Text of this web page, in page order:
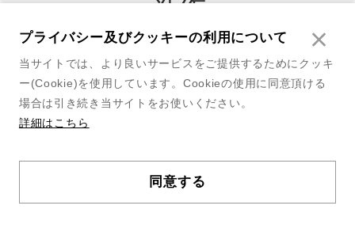
新作
定番アイテム
ジョングク着用商品
プライバシー及びクッキーの利用について
当サイトでは、より良いサービスをご提供するためにクッキ
ー(Cookie)を使用しています。Cookieの使用に同意頂ける
場合は引き続き当サイトをお使いください。
詳細はこちら
同意する